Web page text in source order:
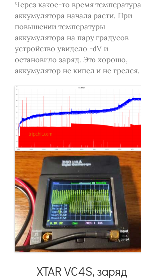
Через какое-то время температура
аккумулятора начала расти. При
повышении температуры
аккумулятора на пару градусов
устройство увидело -dV и
остановило заряд. Это хорошо,
аккумулятор не кипел и не грелся.
XTAR VC4S, заряд